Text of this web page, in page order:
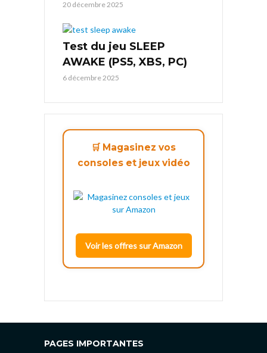
20 décembre 2025
Test du jeu SLEEP
AWAKE (PS5, XBS, PC)
6 décembre 2025
🛒 Magasinez vos
consoles et jeux vidéo
Voir les offres sur Amazon
PAGES IMPORTANTES